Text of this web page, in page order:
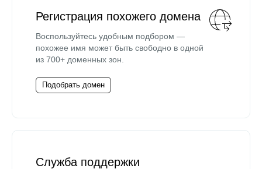
Регистрация похожего домена
Воспользуйтесь удобным подбором —
похожее имя может быть свободно в одной
из 700+ доменных зон.
Подобрать домен
Служба поддержки